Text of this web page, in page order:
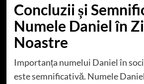
Concluzii și
Numele Daniel în
Noastre
Importanța numelui Daniel în
este semnificativă. Numele